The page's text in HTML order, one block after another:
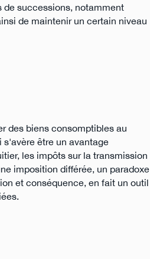
de successions, notamment
de maintenir un certain niveau
des biens consomptibles au
être un avantage
les impôts sur la transmission
imposition différée, un paradoxe
et conséquence, en fait un outil